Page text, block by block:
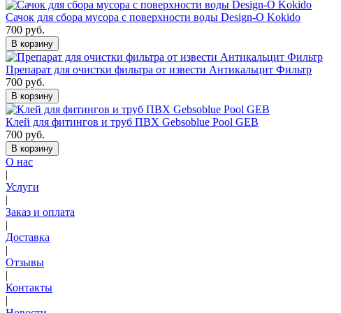
Сачок для сбора мусора с поверхности воды Design-O Kokido
700 руб.
В корзину
Препарат для очистки фильтра от извести Антикальцит Фильтр
700 руб.
В корзину
Клей для фитингов и труб ПВХ Gebsoblue Pool GEB
700 руб.
В корзину
О нас
|
Услуги
|
Заказ и оплата
|
Доставка
|
Отзывы
|
Контакты
|